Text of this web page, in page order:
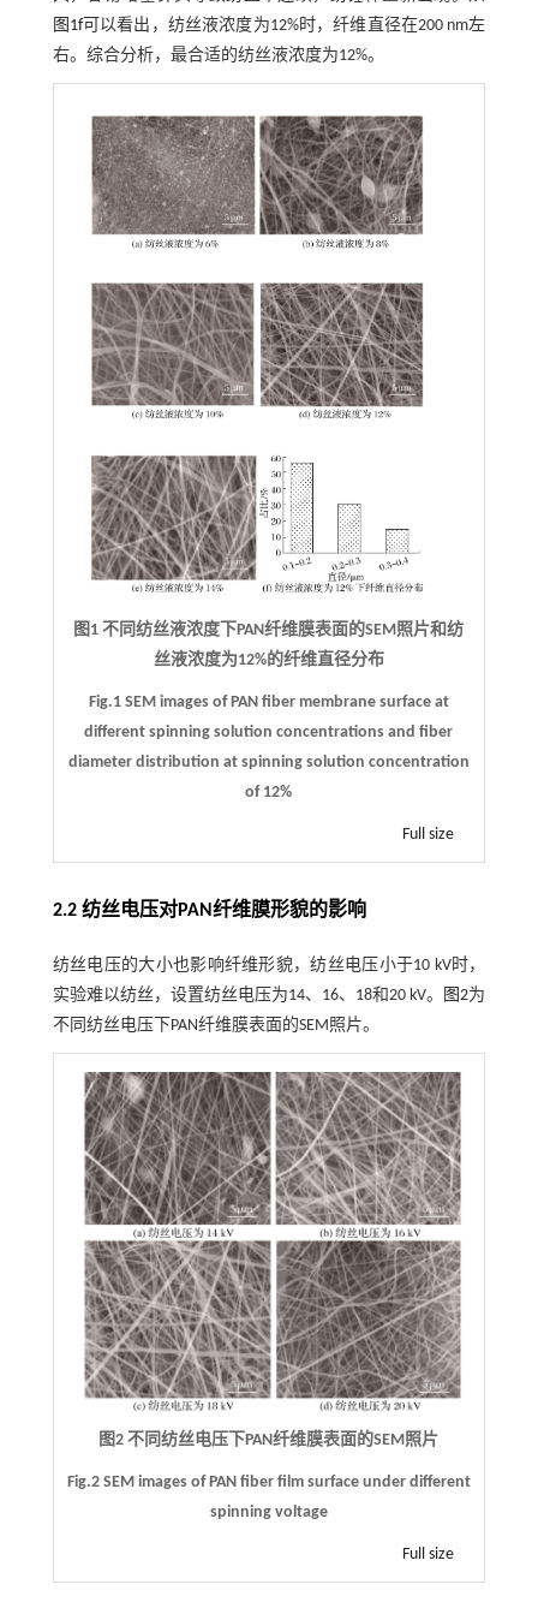
图1f可以看出，纺丝液浓度为12%时，纤维直径在200 nm左
右。综合分析，最合适的纺丝液浓度为12%。
图1 不同纺丝液浓度下PAN纤维膜表面的SEM照片和纺
丝液浓度为12%的纤维直径分布
Fig.1 SEM images of PAN fiber membrane surface at
different spinning solution concentrations and fiber
diameter distribution at spinning solution concentration
of 12%
Full size
2.2 纺丝电压对PAN纤维膜形貌的影响
纺丝电压的大小也影响纤维形貌，纺丝电压小于10 kV时，
实验难以纺丝，设置纺丝电压为14、16、18和20 kV。
图2为
不同纺丝电压下PAN纤维膜表面的SEM照片。
图2 不同纺丝电压下PAN纤维膜表面的SEM照片
Fig.2 SEM images of PAN fiber film surface under different
spinning voltage
Full size